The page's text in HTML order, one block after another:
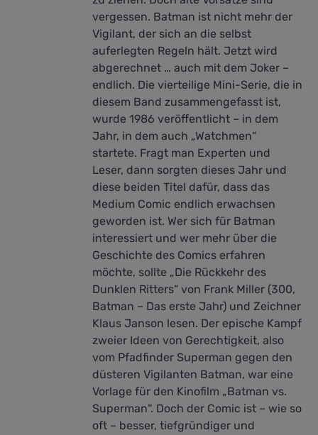
vergessen. Batman ist nicht mehr der
Vigilant, der sich an die selbst
auferlegten Regeln hält. Jetzt wird
abgerechnet … auch mit dem Joker –
endlich. Die vierteilige Mini-Serie, die in
diesem Band zusammengefasst ist,
wurde 1986 veröffentlicht – in dem
Jahr, in dem auch „Watchmen“
startete. Fragt man Experten und
Leser, dann sorgten dieses Jahr und
diese beiden Titel dafür, dass das
Medium Comic endlich erwachsen
geworden ist. Wer sich für Batman
interessiert und wer mehr über die
Geschichte des Comics erfahren
möchte, sollte „Die Rückkehr des
Dunklen Ritters“ von Frank Miller (300,
Batman – Das erste Jahr) und Zeichner
Klaus Janson lesen. Der epische Kampf
zweier Ideen von Gerechtigkeit, also
vom Pfadfinder Superman gegen den
düsteren Vigilanten Batman, war eine
Vorlage für den Kinofilm „Batman vs.
Superman“. Doch der Comic ist – wie so
oft – besser, tiefgründiger und